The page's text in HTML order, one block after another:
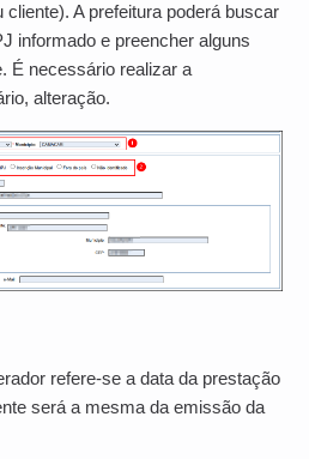
A prefeitura poderá buscar
informado e preencher alguns
É necessário realizar a
alteração.
refere-se a data da prestação
será a mesma da emissão da